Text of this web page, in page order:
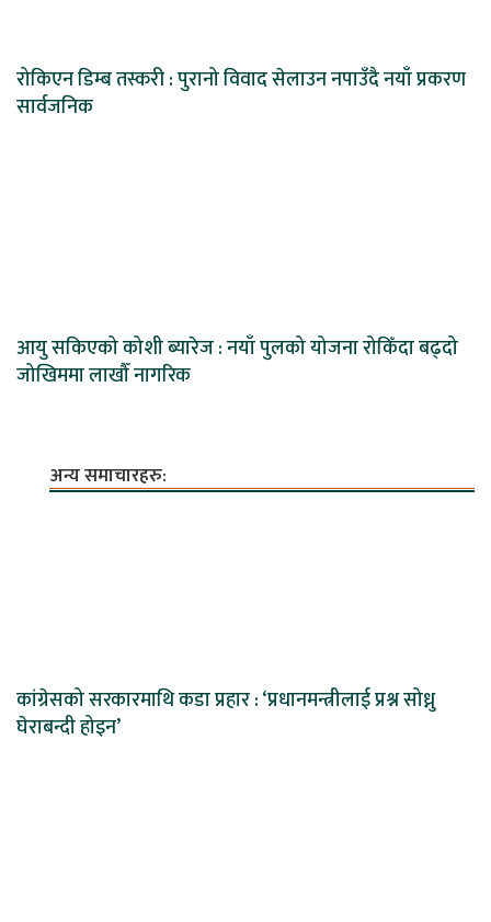
रोकिएन डिम्ब तस्करी : पुरानो विवाद सेलाउन नपाउँदै नयाँ प्रकरण
सार्वजनिक
आयु सकिएको कोशी ब्यारेज : नयाँ पुलको योजना रोकिँदा बढ्दो
जोखिममा लाखौँ नागरिक
अन्य समाचारहरु:
कांग्रेसको सरकारमाथि कडा प्रहार : ‘प्रधानमन्त्रीलाई प्रश्न सोध्नु
घेराबन्दी होइन’